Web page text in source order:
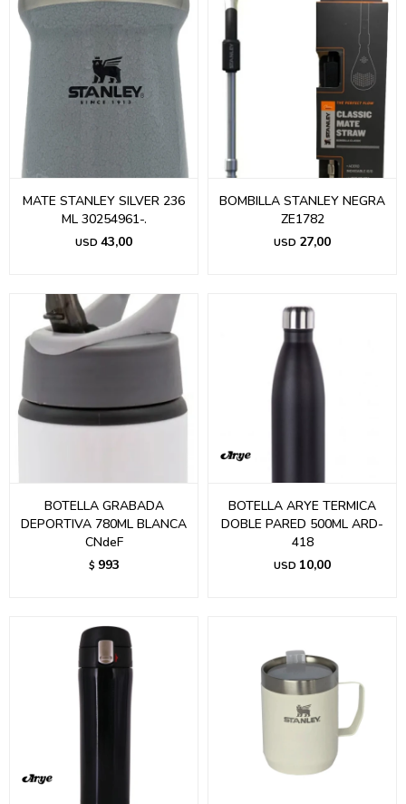
MATE STANLEY SILVER 236
ML 30254961-.
USD 43,00
BOMBILLA STANLEY NEGRA
ZE1782
USD 27,00
BOTELLA GRABADA
DEPORTIVA 780ML BLANCA
CNdeF
$ 993
BOTELLA ARYE TERMICA
DOBLE PARED 500ML ARD-
418
USD 10,00